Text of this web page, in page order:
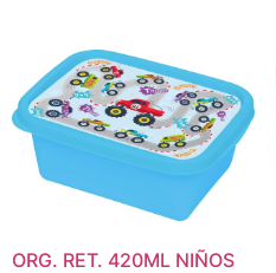
ORG. RET. 420ML NIÑOS